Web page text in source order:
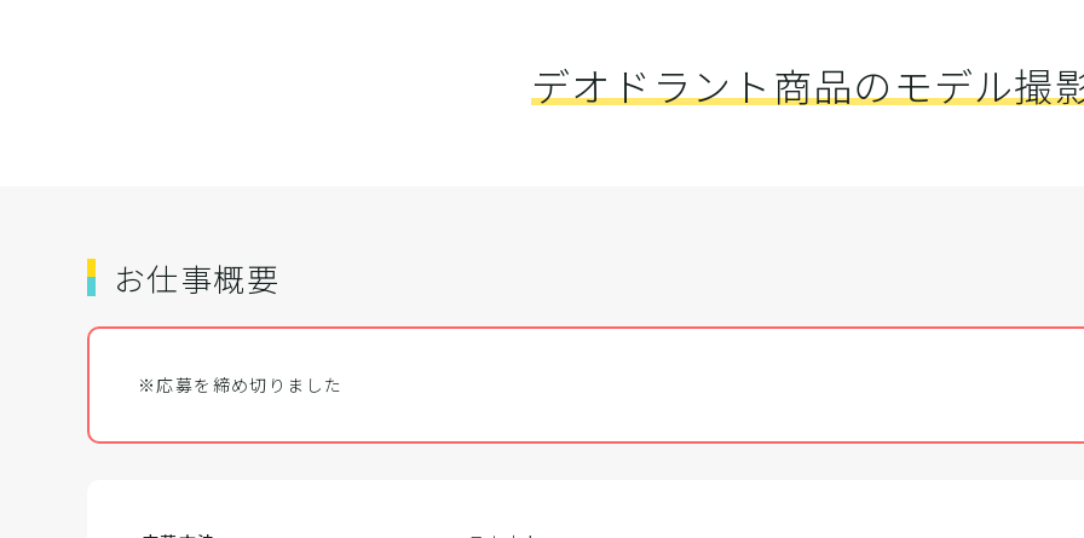
デオドラント商品のモデル撮
お仕事概要
※応募を締め切りました